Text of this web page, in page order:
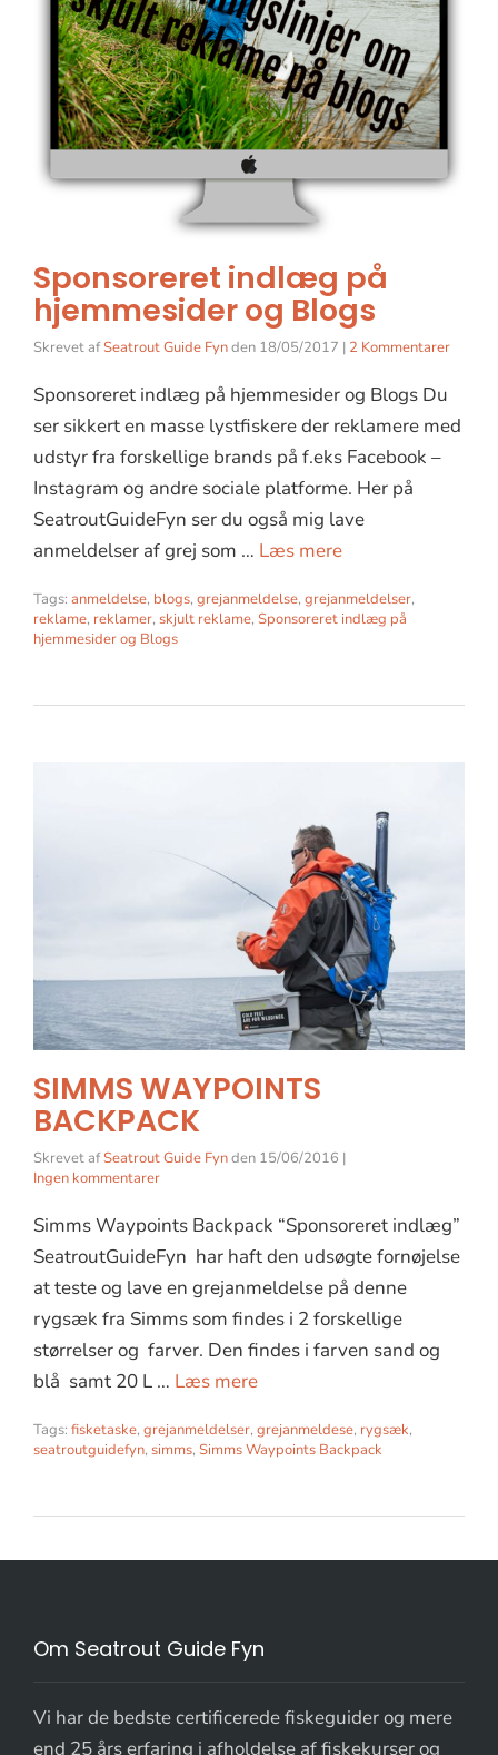
Sponsoreret indlæg på
hjemmesider og Blogs
Skrevet afSeatrout Guide Fynden 18/05/2017 | 2 Kommentarer
Sponsoreret indlæg på hjemmesider og Blogs Du
ser sikkert en masse lystfiskere der reklamere med
udstyr fra forskellige brands på f.eks Facebook –
Instagram og andre sociale platforme. Her på
SeatroutGuideFyn ser du også mig lave
anmeldelser af grej som … Læs mere
Tags: anmeldelse, blogs, grejanmeldelse, grejanmeldelser,
reklame, reklamer, skjult reklame, Sponsoreret indlæg på
hjemmesider og Blogs
SIMMS WAYPOINTS
BACKPACK
Skrevet afSeatrout Guide Fynden 15/06/2016 |
Ingen kommentarer
Simms Waypoints Backpack “Sponsoreret indlæg”
SeatroutGuideFyn har haft den udsøgte fornøjelse
at teste og lave en grejanmeldelse på denne
rygsæk fra Simms som findes i 2 forskellige
størrelser og farver. Den findes i farven sand og
blå samt 20 L … Læs mere
Tags: fisketaske, grejanmeldelser, grejanmeldese, rygsæk,
seatroutguidefyn, simms, Simms Waypoints Backpack
Om Seatrout Guide Fyn
Vi har de bedste certificerede fiskeguider og mere
end 25 års erfaring i afholdelse af fiskekurser og